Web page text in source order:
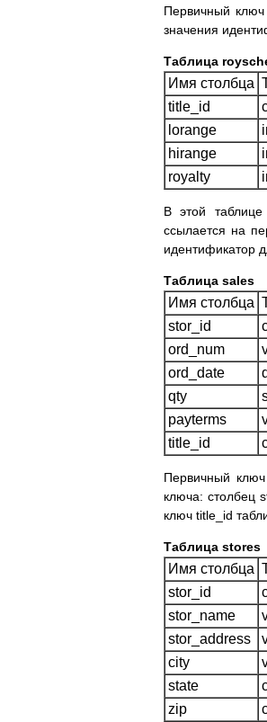
Первичный
значения
Таблица
Имя столбца
title_id
lorange
hirange
royalty
В этой
ссылается на
идентификатор
Таблица sales
Имя столбца
stor_id
ord_num
ord_date
qty
payterms
title_id
Первичный
ключа: столбец
ключ title_id
Таблица stores
Имя столбца
stor_id
stor_name
stor_address
city
state
zip